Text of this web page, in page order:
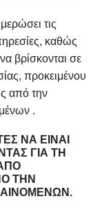
τις
καθώς
βρίσκονται σε
προκειμένου
από την
.
ΝΑ ΕΊΝΑΙ
ΓΙΑ ΤΗ
ΤΗΝ